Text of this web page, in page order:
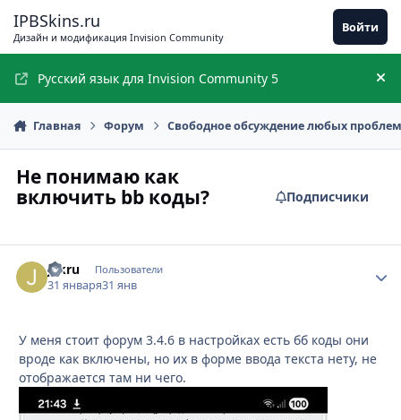
IPBSkins.ru
Дизайн и модификация Invision Community
Войти
Русский язык для Invision Community 5
Главная Форум Свободное обсуждение любых
Не понимаю как
включить bb коды?
Подписчики
jakru Пользователи
31 января31 янв
У меня стоит форум 3.4.6 в настройках есть бб коды они
вроде как включены, но их в форме ввода текста нету, не
отображается там ни чего.